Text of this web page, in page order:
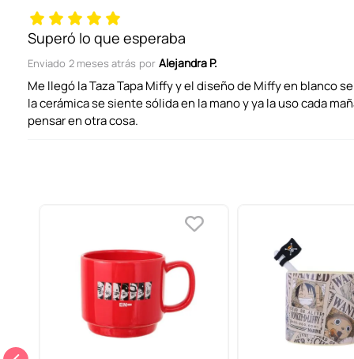
Dirección de email
Escribe un comentario
ENVIAR COMENTARIO
Superó lo que esperaba
Enviado 2 meses atrás por Alejandra P.
Me llegó la Taza Tapa Miffy y el diseño de Miffy en blanco
la cerámica se siente sólida en la mano y ya la uso cada
pensar en otra cosa.